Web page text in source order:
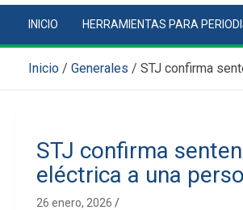
INICIO HERRAMIENTAS PARA
Inicio Generales STJ confirma
STJ confirma
eléctrica a una
26 enero, 2026